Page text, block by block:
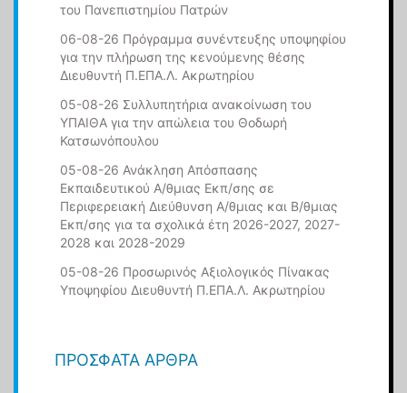
του Πανεπιστημίου Πατρών
06-08-26 Πρόγραμμα συνέντευξης υποψηφίου
για την πλήρωση της κενούμενης θέσης
Διευθυντή Π.ΕΠΑ.Λ. Ακρωτηρίου
05-08-26 Συλλυπητήρια ανακοίνωση του
ΥΠΑΙΘΑ για την απώλεια του Θοδωρή
Κατσωνόπουλου
05-08-26 Ανάκληση Απόσπασης
Εκπαιδευτικού Α/θμιας Εκπ/σης σε
Περιφερειακή Διεύθυνση Α/θμιας και Β/θμιας
Εκπ/σης για τα σχολικά έτη 2026-2027, 2027-
2028 και 2028-2029
05-08-26 Προσωρινός Αξιολογικός Πίνακας
Υποψηφίου Διευθυντή Π.ΕΠΑ.Λ. Ακρωτηρίου
ΠΡΌΣΦΑΤΑ ΆΡΘΡΑ